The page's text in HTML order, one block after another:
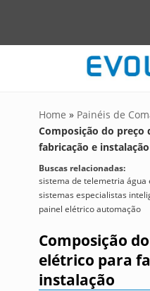
Home » Painéis de
Composição do preço
fabricação e instalação
Buscas relacionadas:
sistema de telemetria água
sistemas especialistas
painel elétrico automação
Composição
elétrico para
instalação